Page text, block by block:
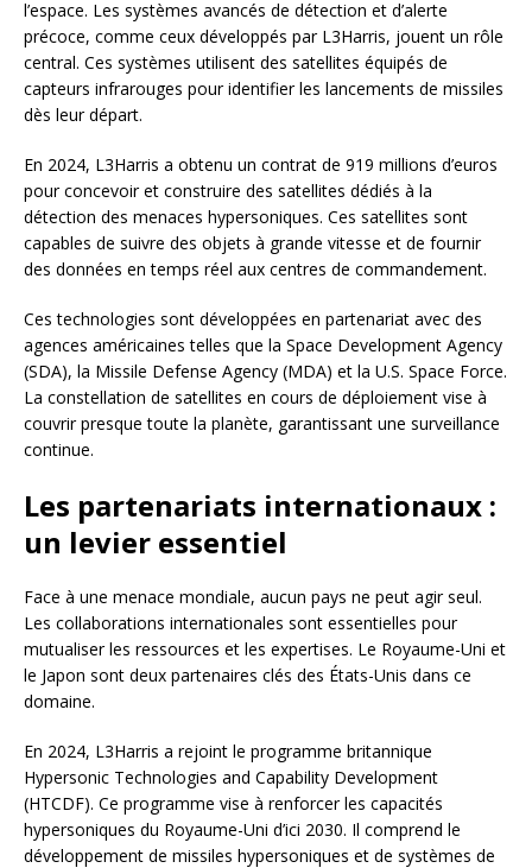
l’espace. Les systèmes avancés de détection et d’alerte
précoce, comme ceux développés par L3Harris, jouent un rôle
central. Ces systèmes utilisent des satellites équipés de
capteurs infrarouges pour identifier les lancements de missiles
dès leur départ.
En 2024, L3Harris a obtenu un contrat de 919 millions d’euros
pour concevoir et construire des satellites dédiés à la
détection des menaces hypersoniques. Ces satellites sont
capables de suivre des objets à grande vitesse et de fournir
des données en temps réel aux centres de commandement.
Ces technologies sont développées en partenariat avec des
agences américaines telles que la Space Development Agency
(SDA), la Missile Defense Agency (MDA) et la U.S. Space Force.
La constellation de satellites en cours de déploiement vise à
couvrir presque toute la planète, garantissant une surveillance
continue.
Les partenariats internationaux :
un levier essentiel
Face à une menace mondiale, aucun pays ne peut agir seul.
Les collaborations internationales sont essentielles pour
mutualiser les ressources et les expertises. Le Royaume-Uni et
le Japon sont deux partenaires clés des États-Unis dans ce
domaine.
En 2024, L3Harris a rejoint le programme britannique
Hypersonic Technologies and Capability Development
(HTCDF). Ce programme vise à renforcer les capacités
hypersoniques du Royaume-Uni d’ici 2030. Il comprend le
développement de missiles hypersoniques et de systèmes de